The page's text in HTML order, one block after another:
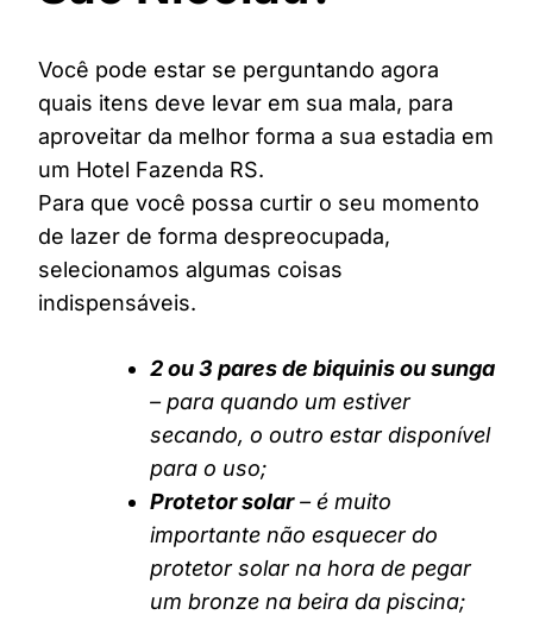
Você pode estar se perguntando agora
quais itens deve levar em sua mala, para
aproveitar da melhor forma a sua estadia em
um Hotel Fazenda RS.
Para que você possa curtir o seu momento
de lazer de forma despreocupada,
selecionamos algumas coisas
indispensáveis.
2 ou 3 pares de biquinis ou sunga
– para quando um estiver
secando, o outro estar disponível
para o uso;
Protetor solar– é muito
importante não esquecer do
protetor solar na hora de pegar
um bronze na beira da piscina;